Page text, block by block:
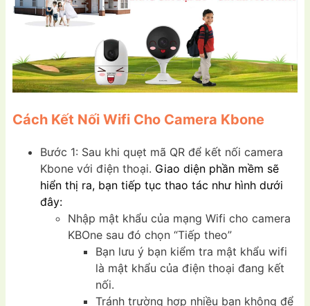
Cách Kết Nối Wifi Cho Camera Kbone
Bước 1: Sau khi quẹt mã QR để kết nối camera
Kbone với điện thoại. Giao diện phần mềm sẽ
hiển thị ra, bạn tiếp tục thao tác như hình dưới
đây:
Nhập mật khẩu của mạng Wifi cho camera
KBOne sau đó chọn “Tiếp theo”
Bạn lưu ý bạn kiểm tra mật khẩu wifi
là mật khẩu của điện thoại đang kết
nối.
Tránh trường hợp nhiều bạn không để